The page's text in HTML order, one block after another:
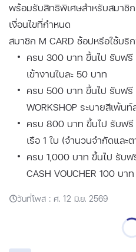
พร้อมรับสิทธิพิเศษสำหรับสมาชิ
เงื่อนไขที่กำหนด ​​
สมาชิก M CARD ช้อปหรือใช้บริ
ครบ 300 บาท ขึ้นไป รับฟรี
เข้างานใบละ 50 บาท​​
ครบ 500 บาท ขึ้นไป รับฟรี
WORKSHOP ระบายสีเพ้น
ครบ 800 บาท ขึ้นไป รับฟรี
เรือ 1 ใบ (จำนวนจำกัดและ
ครบ 1,000 บาท ขึ้นไป รับฟ
CASH VOUCHER 100 บาท​​
วันที่โพส : ศ. 12 มิ.ย. 2569